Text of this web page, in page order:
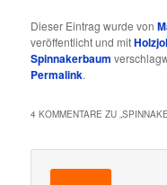
Dieser Eintrag wurde von
veröffentlicht und mit
Spinnakerbaum
Permalink.
4 KOMMENTARE ZU „